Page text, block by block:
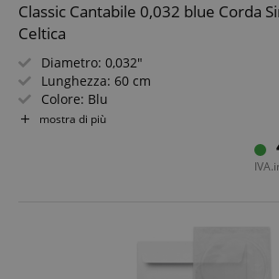
Classic Cantabile 0,032 blue Corda
Celtica
Diametro: 0,032"
Lunghezza: 60 cm
Colore: Blu
Materiale: Nylon
mostra di più